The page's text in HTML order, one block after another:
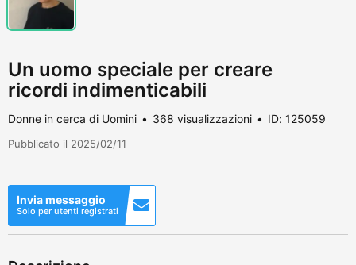
Un uomo speciale per creare
ricordi indimenticabili
Donne in cerca di Uomini 368 visualizzazioni ID: 125059
Pubblicato il 2025/02/11
Invia messaggio
Solo per utenti registrati